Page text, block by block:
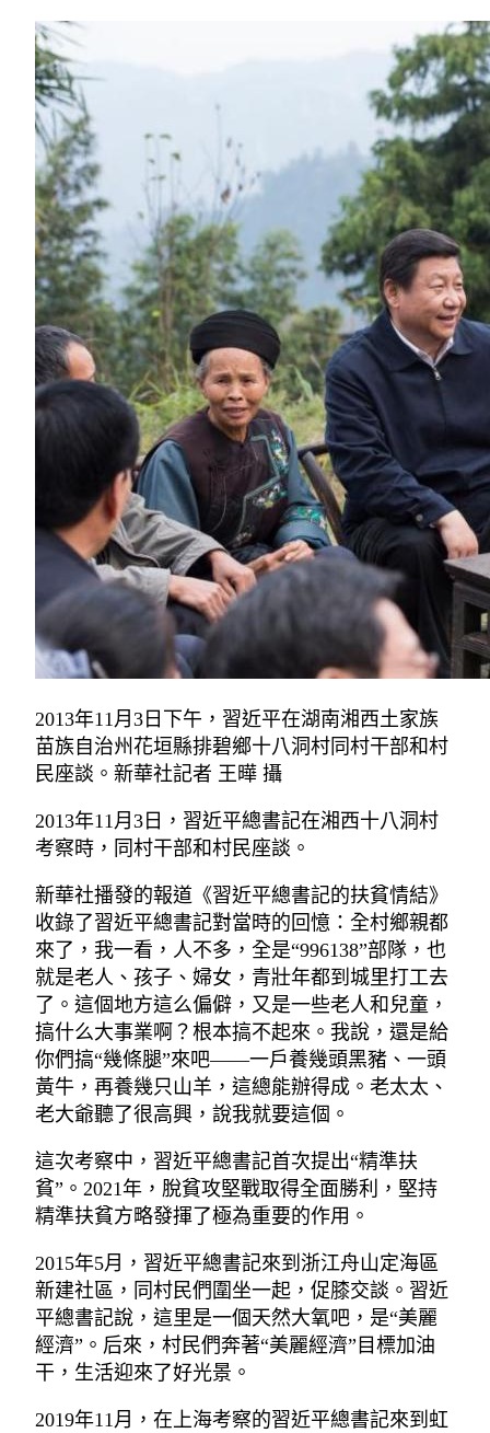
2013年11月3日下午，習近平在湖南湘西土家族
苗族自治州花垣縣排碧鄉十八洞村同村干部和村
民座談。新華社記者 王曄 攝
2013年11月3日，習近平總書記在湘西十八洞村
考察時，同村干部和村民座談。
新華社播發的報道《習近平總書記的扶貧情結》
收錄了習近平總書記對當時的回憶：全村鄉親都
來了，我一看，人不多，全是“996138”部隊，也
就是老人、孩子、婦女，青壯年都到城里打工去
了。這個地方這么偏僻，又是一些老人和兒童，
搞什么大事業啊？根本搞不起來。我說，還是給
你們搞“幾條腿”來吧——一戶養幾頭黑豬、一頭
黃牛，再養幾只山羊，這總能辦得成。老太太、
老大爺聽了很高興，說我就要這個。
這次考察中，習近平總書記首次提出“精準扶
貧”。2021年，脫貧攻堅戰取得全面勝利，堅持
精準扶貧方略發揮了極為重要的作用。
2015年5月，習近平總書記來到浙江舟山定海區
新建社區，同村民們圍坐一起，促膝交談。習近
平總書記說，這里是一個天然大氧吧，是“美麗
經濟”。后來，村民們奔著“美麗經濟”目標加油
干，生活迎來了好光景。
2019年11月，在上海考察的習近平總書記來到虹